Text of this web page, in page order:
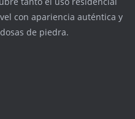
con apariencia auténtica y
de piedra.